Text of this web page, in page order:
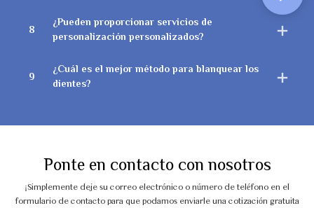
8
¿Pueden proporcionar servicios de
personalización personalizados?
9
¿Cuál es el mejor método para blanquear los
dientes?
Ponte en contacto con nosotros
¡Simplemente deje su correo electrónico o número de teléfono en el
formulario de contacto para que podamos enviarle una cotización gratuita